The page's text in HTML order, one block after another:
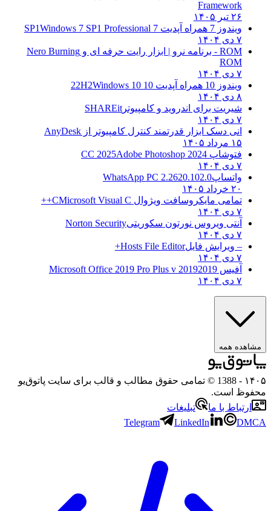
Framework
۲۶ تیر ۱۴۰۵
ویندوز 7 همراه آپدیت 7 SP1
Windows 7 SP1 Professional
۷ دی ۱۴۰۴
ROM - برنامه نرو | ابزار رایت حرفه ای و
Nero Burning
ROM
۷ دی ۱۴۰۴
ویندوز 10 همراه آپدیت 10 22H2
Windows 10
۸ دی ۱۴۰۴
شیریت برای اندروید و کامپیوتر SHAREit
۷ دی ۱۴۰۴
انی دسک ابزار قدرتمند کنترل کامپیوتر از AnyDesk
۱۵ مرداد ۱۴۰۵
فتوشاپ CC 2025 Adobe Photoshop 2024
۷ دی ۱۴۰۴
واتساپWhatsApp PC 2.2620.102.0
۲۰ خرداد ۱۴۰۵
تمامی مایکروسافت ویژوال C Microsoft Visual C++
۷ دی ۱۴۰۴
آنتی ویروس نورتون سکوریتیNorton Security
۷ دی ۱۴۰۴
– ویرایش فایلHosts File Editor+
۷ دی ۱۴۰۴
آفیس 2019 2019 Microsoft Office 2019 Pro Plus v
۷ دی ۱۴۰۴
مشاهده همه
۱۴۰۵
- 1388 © تمامی حقوق مطالب و قالب برای سایت پاتوق‌یو
محفوظ است.
ارتباط با ما
تبلیغات
Telegram
LinkedIn DMCA